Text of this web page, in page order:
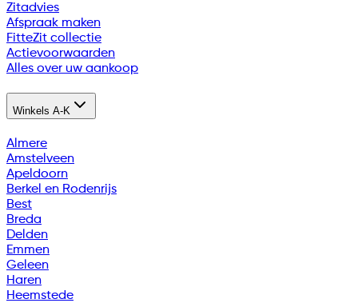
Zitadvies
Afspraak maken
FitteZit collectie
Actievoorwaarden
Alles over uw aankoop
Winkels A-K
Almere
Amstelveen
Apeldoorn
Berkel en Rodenrijs
Best
Breda
Delden
Emmen
Geleen
Haren
Heemstede